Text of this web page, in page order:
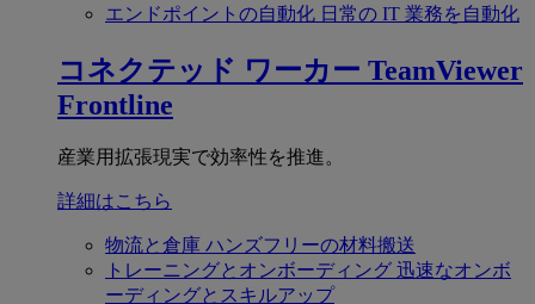
エンドポイントの自動化 日常の IT 業務を自動化
コネクテッド ワーカー TeamViewer
Frontline
産業用拡張現実で効率性を推進。
詳細はこちら
物流と倉庫 ハンズフリーの材料搬送
トレーニングとオンボーディング 迅速なオンボ
ーディングとスキルアップ